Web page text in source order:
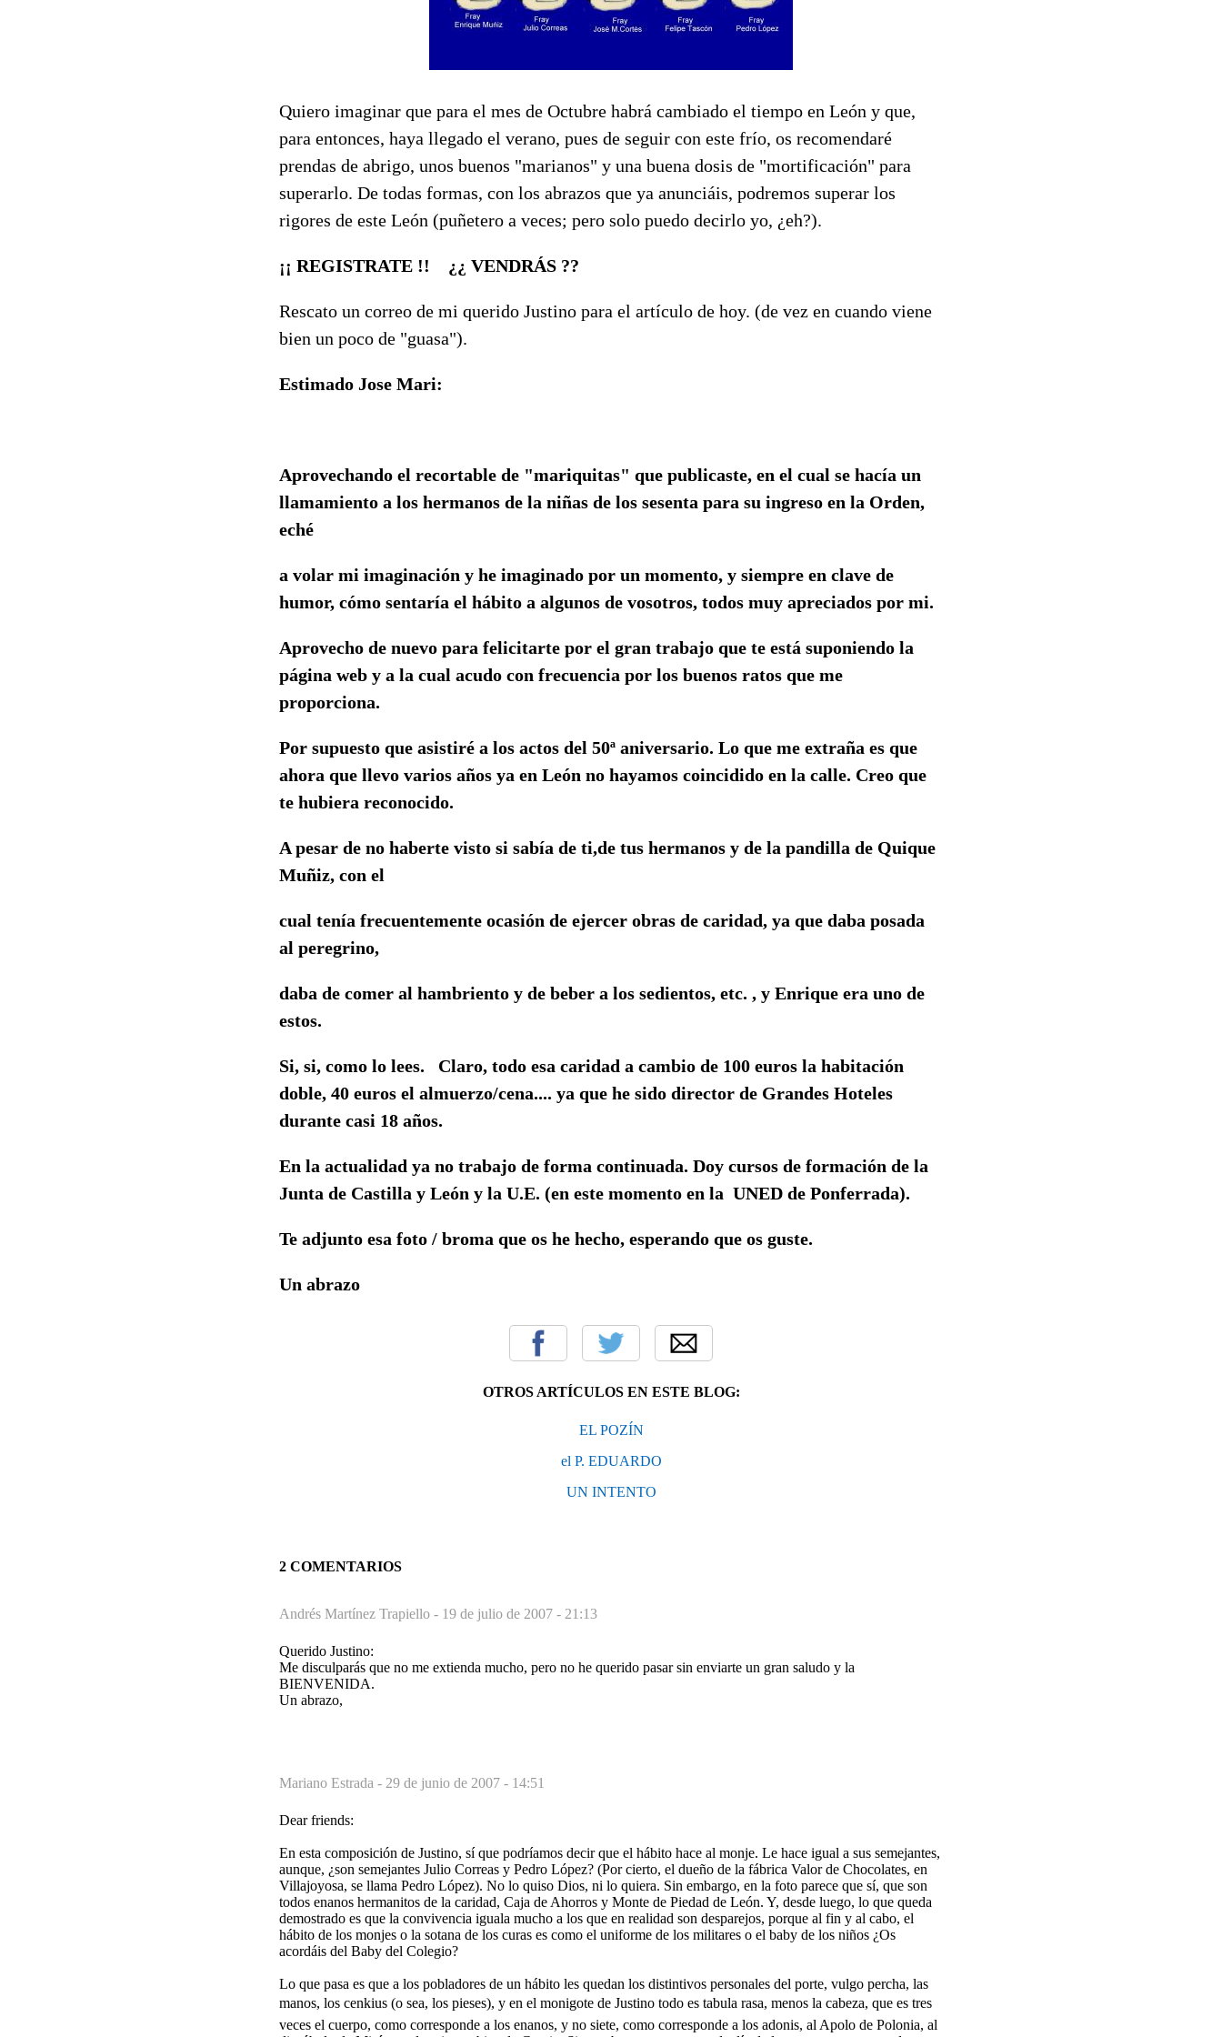
Quiero imaginar que para el mes de Octubre habrá cambiado el tiempo en León y que,
para entonces, haya llegado el verano, pues de seguir con este frío, os recomendaré
prendas de abrigo, unos buenos "marianos" y una buena dosis de "mortificación" para
superarlo. De todas formas, con los abrazos que ya anunciáis, podremos superar los
rigores de este León (puñetero a veces; pero solo puedo decirlo yo, ¿eh?).
¡¡ REGISTRATE !! ¿¿ VENDRÁS ??
Rescato un correo de mi querido Justino para el artículo de hoy. (de vez en cuando viene
bien un poco de "guasa").
Estimado Jose Mari:
Aprovechando el recortable de "mariquitas" que publicaste, en el cual se hacía un
llamamiento a los hermanos de la niñas de los sesenta para su ingreso en la Orden,
eché
a volar mi imaginación y he imaginado por un momento, y siempre en clave de
humor, cómo sentaría el hábito a algunos de vosotros, todos muy apreciados por mi.
Aprovecho de nuevo para felicitarte por el gran trabajo que te está suponiendo la
página web y a la cual acudo con frecuencia por los buenos ratos que me
proporciona.
Por supuesto que asistiré a los actos del 50ª aniversario. Lo que me extraña es que
ahora que llevo varios años ya en León no hayamos coincidido en la calle. Creo que
te hubiera reconocido.
A pesar de no haberte visto si sabía de ti,de tus hermanos y de la pandilla de Quique
Muñiz, con el
cual tenía frecuentemente ocasión de ejercer obras de caridad, ya que daba posada
al peregrino,
daba de comer al hambriento y de beber a los sedientos, etc. , y Enrique era uno de
estos.
Si, si, como lo lees. Claro, todo esa caridad a cambio de 100 euros la habitación
doble, 40 euros el almuerzo/cena.... ya que he sido director de Grandes Hoteles
durante casi 18 años.
En la actualidad ya no trabajo de forma continuada. Doy cursos de formación de la
Junta de Castilla y León y la U.E. (en este momento en la UNED de Ponferrada).
Te adjunto esa foto / broma que os he hecho, esperando que os guste.
Un abrazo
OTROS ARTÍCULOS EN ESTE BLOG:
EL POZÍN
el P. EDUARDO
UN INTENTO
2 COMENTARIOS
Andrés Martínez Trapiello - 19 de julio de 2007 - 21:13
Querido Justino:
Me disculparás que no me extienda mucho, pero no he querido pasar sin enviarte un gran saludo y la
BIENVENIDA.
Un abrazo,
Mariano Estrada - 29 de junio de 2007 - 14:51
Dear friends:
En esta composición de Justino, sí que podríamos decir que el hábito hace al monje. Le hace igual a sus semejantes,
aunque, ¿son semejantes Julio Correas y Pedro López? (Por cierto, el dueño de la fábrica Valor de Chocolates, en
Villajoyosa, se llama Pedro López). No lo quiso Dios, ni lo quiera. Sin embargo, en la foto parece que sí, que son
todos enanos hermanitos de la caridad, Caja de Ahorros y Monte de Piedad de León. Y, desde luego, lo que queda
demostrado es que la convivencia iguala mucho a los que en realidad son desparejos, porque al fin y al cabo, el
hábito de los monjes o la sotana de los curas es como el uniforme de los militares o el baby de los niños ¿Os
acordáis del Baby del Colegio?
Lo que pasa es que a los pobladores de un hábito les quedan los distintivos personales del porte, vulgo percha, las
manos, los cenkius (o sea, los pieses), y en el monigote de Justino todo es tabula rasa, menos la cabeza, que es tres
veces el cuerpo, como corresponde a los enanos, y no siete, como corresponde a los adonis, al Apolo de Polonia, al